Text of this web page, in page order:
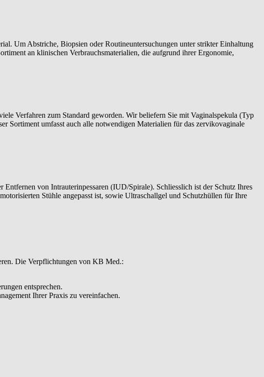
Um Abstriche, Biopsien oder Routineuntersuchungen unter strikter Einhaltung
an klinischen Verbrauchsmaterialien, die aufgrund ihrer Ergonomie,
Verfahren zum Standard geworden. Wir beliefern Sie mit Vaginalspekula (Typ
Sortiment umfasst auch alle notwendigen Materialien für das zervikovaginale
von Intrauterinpessaren (IUD/Spirale). Schliesslich ist der Schutz Ihres
Stühle angepasst ist, sowie Ultraschallgel und Schutzhüllen für Ihre
Die Verpflichtungen von KB Med.:
entsprechen.
Ihrer Praxis zu vereinfachen.